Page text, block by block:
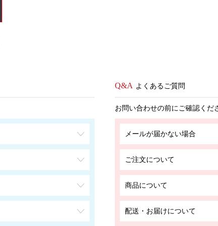
よくあるご質問
お問い合わせの前にご確認くだ
メールが届かない場合
ご注文について
商品について
配送・お届けについて